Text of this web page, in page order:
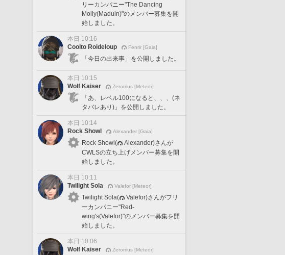
リーカンパニー"The Dancing
Molly(Maduin)"のメンバー募集を開
始しました。
本日 10:16
Coolto Roideloup
Fenrir [Gaia]
「今日の出来事」を公開しました。
本日 10:15
Wolf Kaiser
Zeromus [Meteor]
「あ、レベル100になると、、、(ネ
タバレあり)」を公開しました。
本日 10:14
Rock Showl
Alexander [Gaia]
Rock Showl(
Alexander)さんが
CWLSの立ち上げメンバー募集を開
始しました。
本日 10:11
Twilight Sola
Valefor [Meteor]
Twilight Sola(
Valefor)さんがフリ
ーカンパニー"Red-
wing's(Valefor)"のメンバー募集を開
始しました。
本日 10:06
Wolf Kaiser
Zeromus [Meteor]